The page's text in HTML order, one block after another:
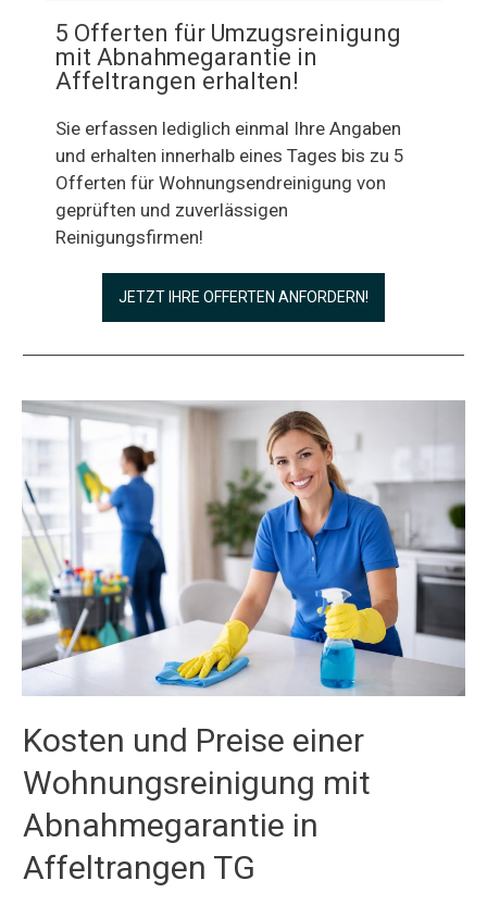
5 Offerten für Umzugsreinigung
mit Abnahmegarantie in
Affeltrangen erhalten!
Sie erfassen lediglich einmal Ihre Angaben
und erhalten innerhalb eines Tages bis zu 5
Offerten für Wohnungsendreinigung von
geprüften und zuverlässigen
Reinigungsfirmen!
JETZT IHRE OFFERTEN ANFORDERN!
Kosten und Preise einer
Wohnungsreinigung mit
Abnahmegarantie in
Affeltrangen TG